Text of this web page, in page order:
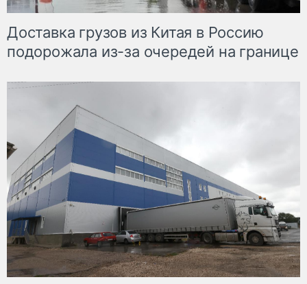
Доставка грузов из Китая в Россию
подорожала из-за очередей на границе